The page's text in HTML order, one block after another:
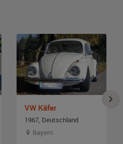
VW Käfer
1967, Deutschland
Bayern